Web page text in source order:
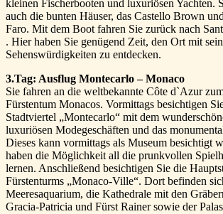
kleinen Fischerbooten und luxuriösen Yachten.
auch die bunten Häuser, das Castello Brown
Faro. Mit dem Boot fahren Sie zurück nach
. Hier haben Sie genügend Zeit, den Ort mit
Sehenswürdigkeiten zu entdecken.
3.Tag: Ausflug Montecarlo – Monaco
Sie fahren an die weltbekannte Côte d`Azur
Fürstentum Monacos. Vormittags besichtigen
Stadtviertel „Montecarlo“ mit dem
luxuriösen Modegeschäften und das
Dieses kann vormittags als Museum besichtigt
haben die Möglichkeit all die prunkvollen
lernen. Anschließend besichtigen Sie die
Fürstenturms „Monaco-Ville“. Dort befinden
Meeresaquarium, die Kathedrale mit den
Gracia-Patricia und Fürst Rainer sowie der